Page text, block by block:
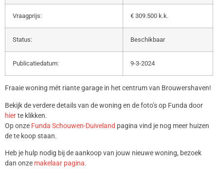
Vraagprijs: € 309.500 k.k.
Status: Beschikbaar
Publicatiedatum: 9-3-2024
Fraaie woning mét riante garage in het centrum van Brouwershaven!
Bekijk de verdere details van de woning en de foto’s op Funda door
hierte klikken.
Op onze Funda Schouwen-Duiveland pagina vind je nog meer huizen
de te koop staan.
Heb je hulp nodig bij de aankoop van jouw nieuwe woning, bezoek
dan onze makelaar pagina.